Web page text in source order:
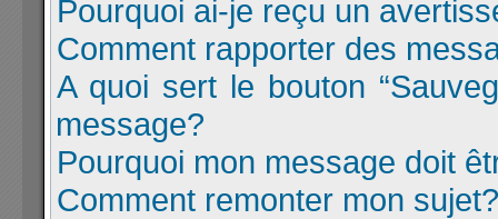
Pourquoi ai-je reçu un
Comment rapporter des
A quoi sert le bouton
message?
Pourquoi mon message doit
Comment remonter mon sujet?